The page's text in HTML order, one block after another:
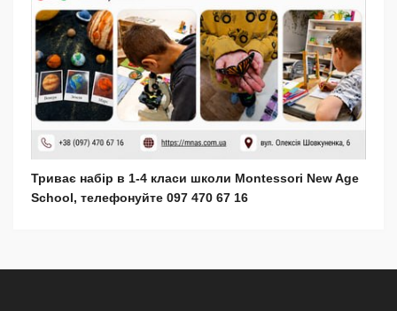
Триває набір в 1-4 класи школи Montessori New Age
School, телефонуйте 097 470 67 16